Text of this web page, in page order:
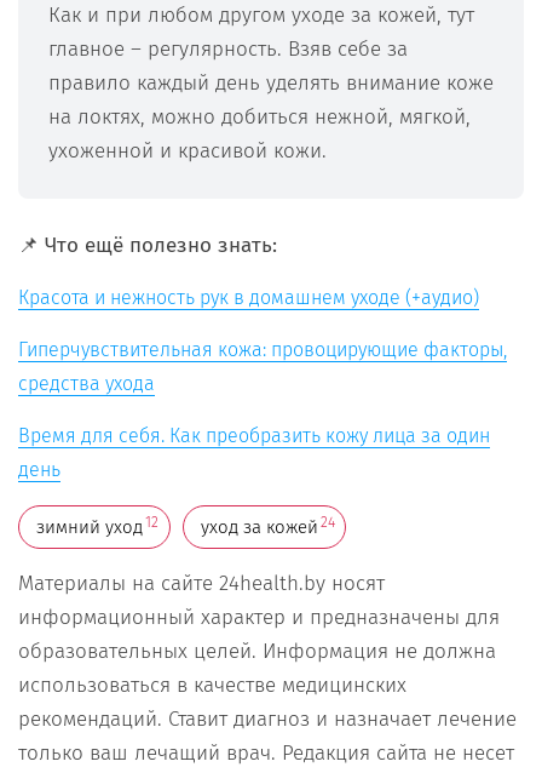
Как и при любом другом уходе за кожей, тут
главное – регулярность. Взяв себе за
правило каждый день уделять внимание коже
на локтях, можно добиться нежной, мягкой,
ухоженной и красивой кожи.
📌 Что ещё полезно знать:
Красота и нежность рук в домашнем уходе (+аудио)
Гиперчувствительная кожа: провоцирующие факторы,
средства ухода
Время для себя. Как преобразить кожу лица за один
день
зимний уход12 уход за кожей 24
Материалы на сайте 24health.by носят
информационный характер и предназначены для
образовательных целей. Информация не должна
использоваться в качестве медицинских
рекомендаций. Ставит диагноз и назначает лечение
только ваш лечащий врач. Редакция сайта не несет